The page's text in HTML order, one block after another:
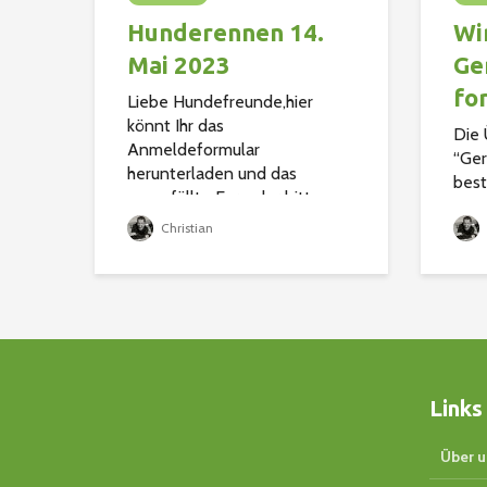
Hunderennen 14.
Mai 2023
Liebe Hundefreunde,hier
könnt Ihr das
Anmeldeformular
herunterladen und das
ausgefüllte Formular bitte an
Bille@vdhzwingenberg.de
schicken.Ihr könnt es auch
ausdrucken und ausgefüllt an
Christian
Die
Links
Über